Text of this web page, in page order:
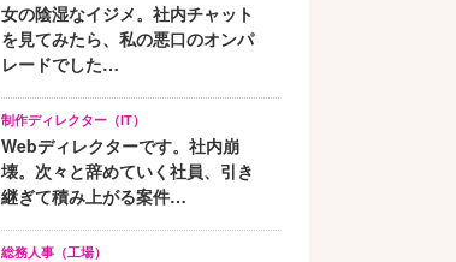
女の陰湿なイジメ。社内チャット
を見てみたら、私の悪口のオンパ
レードでした…
制作ディレクター（IT）
Webディレクターです。社内崩
壊。次々と辞めていく社員、引き
継ぎて積み上がる案件…
総務人事（工場）